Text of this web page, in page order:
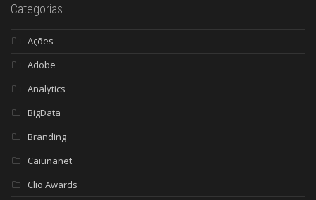
Categorias
Ações
Adobe
Analytics
BigData
Branding
Caiunanet
Clio Awards